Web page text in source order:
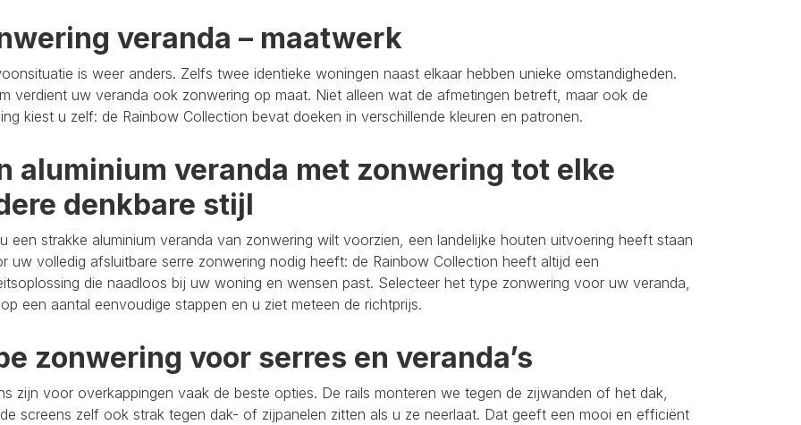
veranda – maatwerk
is weer anders. Zelfs twee identieke woningen naast elkaar hebben unieke omstandigheden.
verdient uw veranda ook zonwering op maat. Niet alleen wat de afmetingen betreft, maar ook de
kiest u zelf: de Rainbow Collection bevat doeken in verschillende kleuren en patronen.
aluminium veranda met zonwering tot elke
denkbare stijl
een strakke aluminium veranda van zonwering wilt voorzien, een landelijke houten uitvoering heeft staan
uw volledig afsluitbare serre zonwering nodig heeft: de Rainbow Collection heeft altijd een
die naadloos bij uw woning en wensen past. Selecteer het type zonwering voor uw veranda,
een aantal eenvoudige stappen en u ziet meteen de richtprijs.
zonwering voor serres en veranda’s
zijn voor overkappingen vaak de beste opties. De rails monteren we tegen de zijwanden of het dak,
screens zelf ook strak tegen dak- of zijpanelen zitten als u ze neerlaat. Dat geeft een mooi en efficiënt